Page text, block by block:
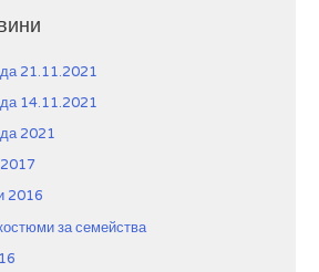
21.11.2021
14.11.2021
2021
2016
за семейства